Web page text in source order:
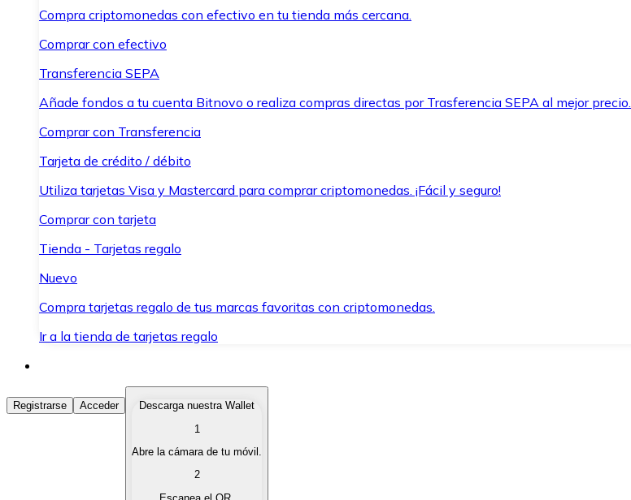
Compra criptomonedas con efectivo en tu tienda más cercana.
Comprar con efectivo
Transferencia SEPA
Añade fondos a tu cuenta Bitnovo o realiza compras directas por Trasferencia SEPA al mejor precio.
Comprar con Transferencia
Tarjeta de crédito / débito
Utiliza tarjetas Visa y Mastercard para comprar criptomonedas. ¡Fácil y seguro!
Comprar con tarjeta
Tienda - Tarjetas regalo
Nuevo
Compra tarjetas regalo de tus marcas favoritas con criptomonedas.
Ir a la tienda de tarjetas regalo
Comprar Criptomonedas
Compra criptomonedas con diferentes métodos de pago.
Vende tus criptomonedas de forma rápida y segura.
Registrarse Acceder
Descarga nuestra Wallet
1
Abre la cámara de tu móvil.
2